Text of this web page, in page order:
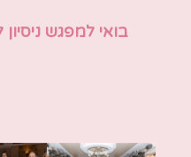
בואי למפגש